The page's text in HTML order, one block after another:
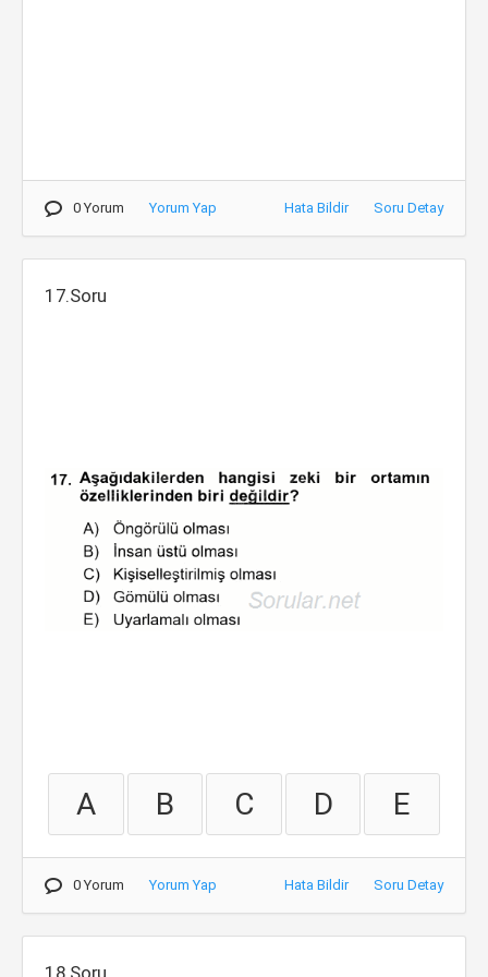
0 Yorum Yorum Yap Hata Bildir Soru Detay
17.Soru
A B C D E
0 Yorum Yorum Yap Hata Bildir Soru Detay
18.Soru